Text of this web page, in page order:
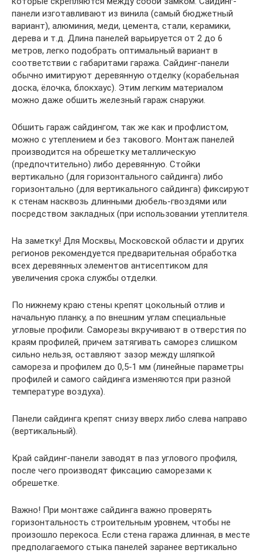
панели изготавливают из винила (самый бюджетный
вариант), алюминия, меди, цемента, стали, керамики,
дерева и т.д. Длина панелей варьируется от 2 до 6
метров, легко подобрать оптимальный вариант в
соответствии с габаритами гаража. Сайдинг-панели
обычно имитируют деревянную отделку (корабельная
доска, ёлочка, блокхаус). Этим легким материалом
можно даже обшить железный гараж снаружи.
Обшить гараж сайдингом, так же как и профлистом,
можно с утеплением и без такового. Монтаж панелей
производится на обрешетку металлическую
(предпочтительно) либо деревянную. Стойки
вертикально (для горизонтального сайдинга) либо
горизонтально (для вертикального сайдинга) фиксируют
к стенам насквозь длинными дюбель-гвоздями или
посредством закладных (при использовании утеплителя.
На заметку! Для Москвы, Московской области и других
регионов рекомендуется предварительная обработка
всех деревянных элементов антисептиком для
увеличения срока службы отделки.
По нижнему краю стены крепят цокольный отлив и
начальную планку, а по внешним углам специальные
угловые профили. Саморезы вкручивают в отверстия по
краям профилей, причем затягивать саморез слишком
сильно нельзя, оставляют зазор между шляпкой
самореза и профилем до 0,5-1 мм (линейные параметры
профилей и самого сайдинга изменяются при разной
температуре воздуха).
Панели сайдинга крепят снизу вверх либо слева направо
(вертикальный).
Край сайдинг-панели заводят в паз углового профиля,
после чего производят фиксацию саморезами к
обрешетке.
Важно! При монтаже сайдинга важно проверять
горизонтальность строительным уровнем, чтобы не
произошло перекоса. Если стена гаража длинная, в месте
предполагаемого стыка панелей заранее вертикально